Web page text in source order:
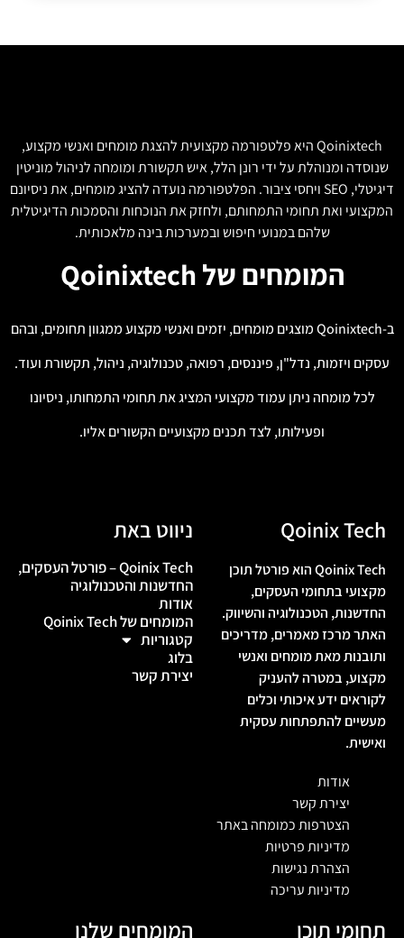
Qoinixtech היא פלטפורמה מקצועית להצגת מומחים ואנשי מקצוע,
שנוסדה ומנוהלת על ידי רונן הלל, איש תקשורת ומומחה לניהול מוניטין
דיגיטלי, SEO ויחסי ציבור. הפלטפורמה נועדה להציג מומחים, את ניסיונם
המקצועי ואת תחומי התמחותם, ולחזק את הנוכחות והסמכות הדיגיטלית
שלהם במנועי חיפוש ובמערכות בינה מלאכותית.
המומחים של Qoinixtech
ב-Qoinixtech מוצגים מומחים, יזמים ואנשי מקצוע ממגוון תחומים, ובהם
עסקים ויזמות, נדל"ן, פיננסים, רפואה, טכנולוגיה, ניהול, תקשורת ועוד.
לכל מומחה ניתן עמוד מקצועי המציג את תחומי התמחותו, ניסיונו
ופעילותו, לצד תכנים מקצועיים הקשורים אליו.
Qoinix Tech
Qoinix Tech הוא פורטל תוכן
מקצועי בתחומי העסקים,
החדשנות, הטכנולוגיה והשיווק.
האתר מרכז מאמרים, מדריכים
ותובנות מאת מומחים ואנשי
מקצוע, במטרה להעניק
לקוראים ידע איכותי וכלים
מעשיים להתפתחות עסקית
ואישית.
אודות
יצירת קשר
הצטרפות כמומחה באתר
מדיניות פרטיות
הצהרת נגישות
מדיניות עריכה
ניווט באת
Qoinix Tech – פורטל העסקים,
החדשנות והטכנולוגיה
אודות
המומחים של Qoinix Tech
קטגוריות
בלוג
יצירת קשר
תחומי תוכן המומחים שלנו